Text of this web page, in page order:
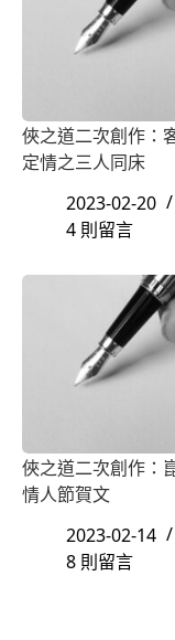
俠之道二次創作：
定情之三人同床
2023-02-20
4 則留言
俠之道二次創作：
情人節賀文
2023-02-14
8 則留言